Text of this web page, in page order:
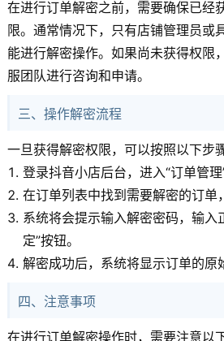
在进行订单解密之前，需要确保已经
限。通常情况下，只有店铺管理员或
能进行解密操作。如果尚未获得权限
服团队进行咨询和申请。
三、操作解密流程
一旦获得解密权限，可以按照以下步
登录抖音小店后台，进入“订单管理
在订单列表中找到需要解密的订单
系统将会提示输入解密密码，输入
定”按钮。
解密成功后，系统将显示订单的原
四、注意事项
在进行订单解密操作时，需要注意以